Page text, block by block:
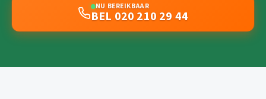
NU BEREIKBAAR
BEL 020 210 29 44